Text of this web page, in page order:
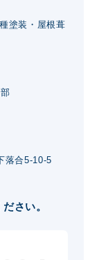
塗装・屋根葺
落合5-10-5
さい。